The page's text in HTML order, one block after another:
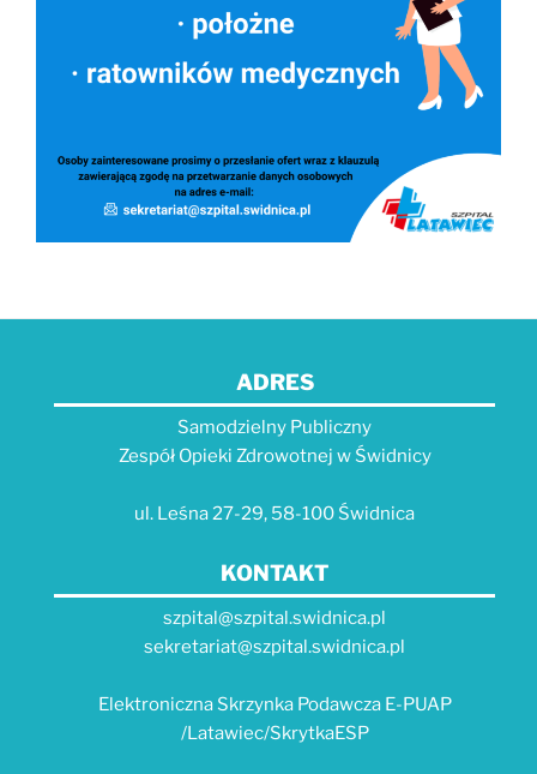
ADRES
Samodzielny Publiczny
Zespół Opieki Zdrowotnej w Świdnicy
ul. Leśna 27-29, 58-100 Świdnica
KONTAKT
szpital@szpital.swidnica.pl
sekretariat@szpital.swidnica.pl
Elektroniczna Skrzynka Podawcza E-PUAP
/Latawiec/SkrytkaESP